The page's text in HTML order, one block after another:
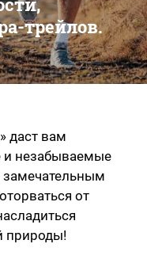
трейлов.
даст вам
и незабываемые
замечательным
от
природы!